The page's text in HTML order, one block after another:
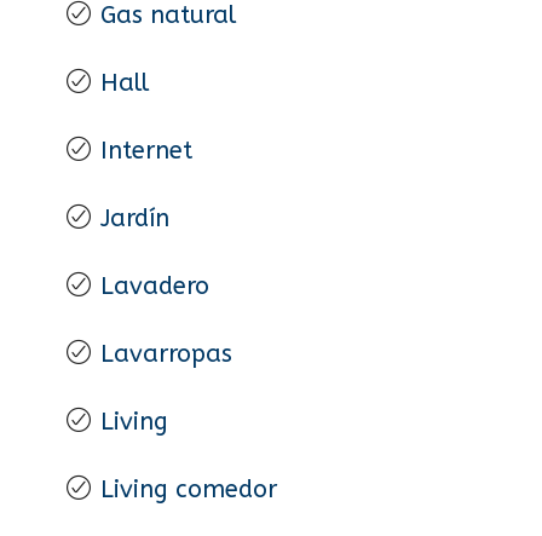
Gas natural
Hall
Internet
Jardín
Lavadero
Lavarropas
Living
Living comedor